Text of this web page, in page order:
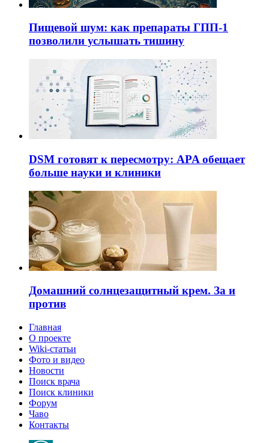
Пищевой шум: как препараты ГПП-1
позволили услышать тишину
DSM готовят к пересмотру: APA обещает
больше науки и клиники
Домашний солнцезащитный крем. За и
против
Главная
О проекте
Wiki-статьи
Фото и видео
Новости
Поиск врача
Поиск клиники
Форум
Чаво
Контакты